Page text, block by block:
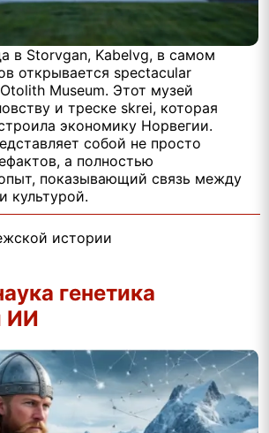
в Storvgan, Kabelvg, в самом
открывается spectacular
Museum. Этот музей
и треске skrei, которая
экономику Норвегии.
собой не просто
а полностью
показывающий связь между
культурой.
истории
генетика
ИИ